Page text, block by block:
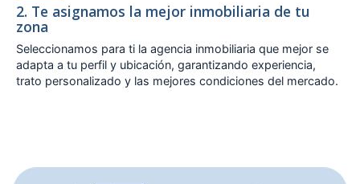
2. Te asignamos la mejor inmobiliaria de tu
zona
Seleccionamos para ti la agencia inmobiliaria que mejor se
adapta a tu perfil y ubicación, garantizando experiencia,
trato personalizado y las mejores condiciones del mercado.